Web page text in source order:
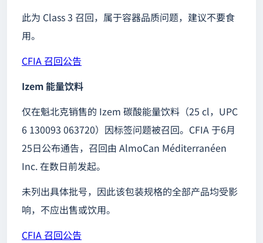
此为 Class 3 召回，属于容器品质问题，建议不要食
用。
CFIA 召回公告
Izem 能量饮料
仅在魁北克销售的 Izem 碳酸能量饮料（25 cl，UPC
6 130093 063720）因标签问题被召回。CFIA 于6月
25日公布通告，召回由 AlmoCan Méditerranéen
Inc. 在数日前发起。
未列出具体批号，因此该包装规格的全部产品均受影
响，不应出售或饮用。
CFIA 召回公告